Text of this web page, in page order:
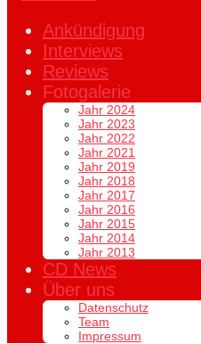
Ankündigung
Interviews
Reviews
Fotogalerie
Jahr 2024
Jahr 2023
Jahr 2022
Jahr 2021
Jahr 2019
Jahr 2018
Jahr 2017
Jahr 2016
Jahr 2015
Jahr 2014
Jahr 2013
CD News
Über uns
Datenschutz
Team
Impressum